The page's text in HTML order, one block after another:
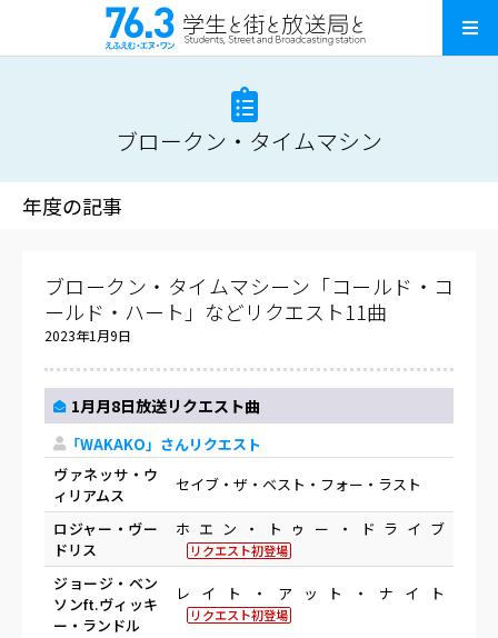
ブロークン・タイムマシン
年度の記事
ブロークン・タイムマシーン「コールド・コ
ールド・ハート」などリクエスト11曲
2023年1月9日
1月月8日放送リクエスト曲
「WAKAKO」さんリクエスト
ヴァネッサ・ウ
ィリアムス
セイブ・ザ・ベスト・フォー・ラスト
ロジャー・ヴー
ドリス
ホエン・トゥー・ドライブ
リクエスト初登場
ジョージ・ベン
ソンft.ヴィッキ
ー・ランドル
レイト・アット・ナイト
リクエスト初登場